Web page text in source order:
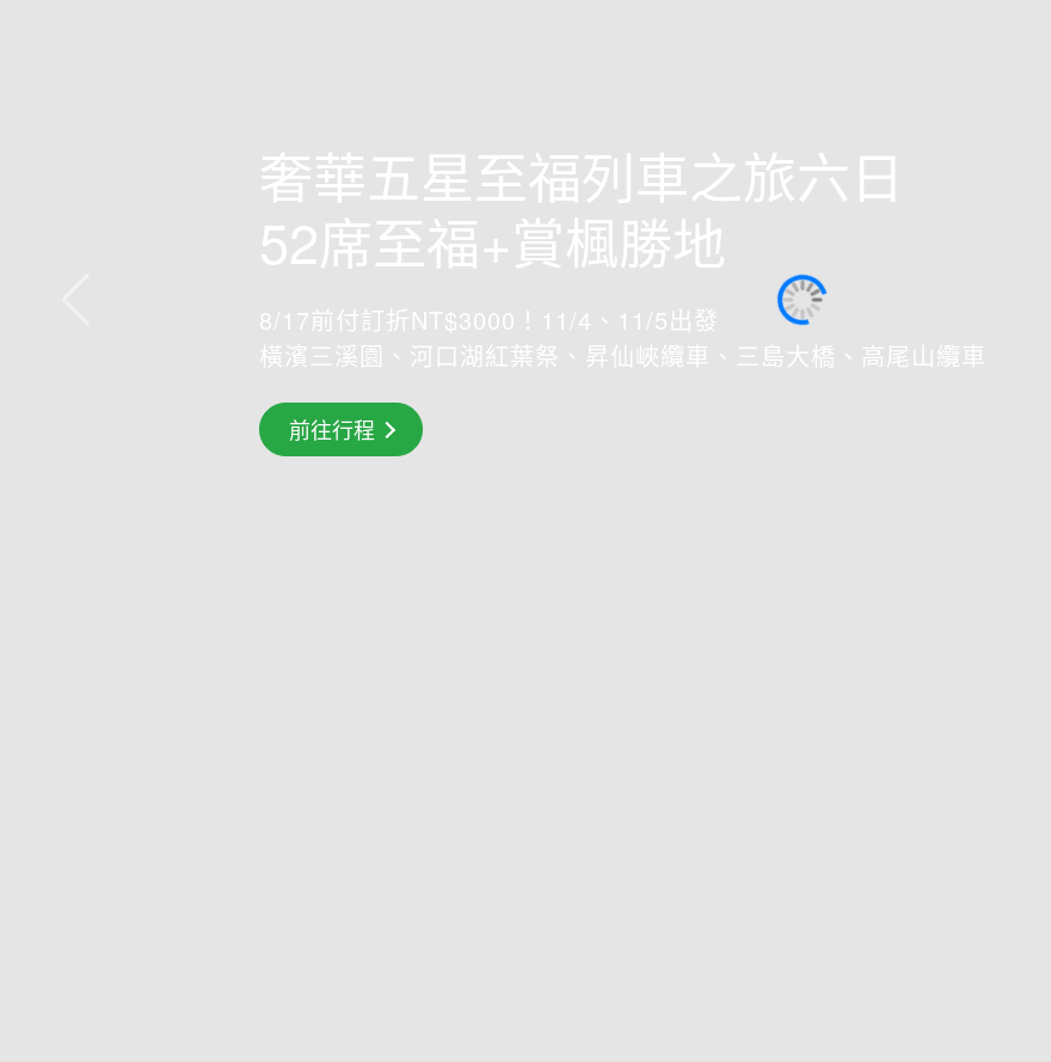
前往行程
搶先GO
前往行程
奢華五星至福列車之旅六日
52席至福+賞楓勝地
8/17前付訂折NT$3000！11/4、11/5出發
橫濱三溪園、河口湖紅葉祭、昇仙峽纜車、三島大橋、高尾山纜車
前往行程